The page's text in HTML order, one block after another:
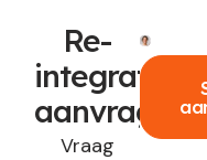
Re-
integratie
aanvragen?
Vraag